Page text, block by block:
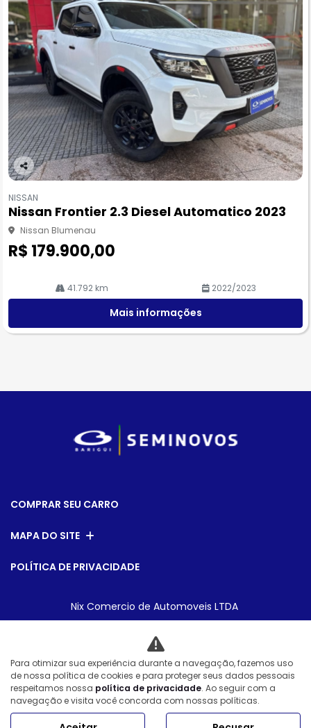
Co
pa
rtil
he
NISSAN
Nissan Frontier 2.3 Diesel Automatico 2023
Nissan Blumenau
R$ 179.900,00
41.792 km 2022/2023
Mais informações
COMPRAR SEU CARRO
MAPA DO SITE
POLÍTICA DE PRIVACIDADE
Nix Comercio de Automoveis LTDA
Desacelere. Seu bem maior é a vida.
Para otimizar sua experiência durante a navegação, fazemos uso
de nossa política de cookies e para proteger seus dados pessoais
respeitamos nossa política de privacidade. Ao seguir com a
navegação e visita você concorda com nossas políticas.